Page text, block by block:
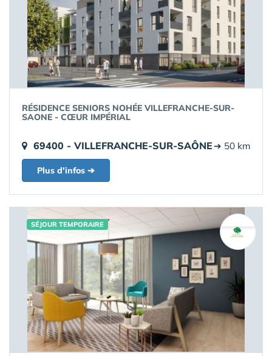
RÉSIDENCE SENIORS NOHÉE VILLEFRANCHE-SUR-
SAONE - CŒUR IMPÉRIAL
69400 - VILLEFRANCHE-SUR-SAÔNE➔ 50 km
Plus d'infos ➔
SÉJOUR TEMPORAIRE